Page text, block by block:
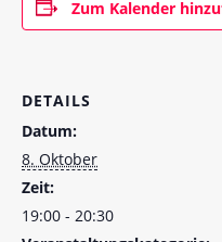
Zum Kalender
DETAILS
Datum:
8. Oktober
Zeit:
19:00 - 20:30